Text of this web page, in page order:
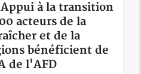
à la transition
acteurs de la
et de la
bénéficient de
de l'AFD